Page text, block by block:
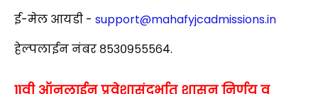
ई-मेल आयडी - support@mahafyjcadmissions.in
हेल्पलाईन नंबर ८५३०९५५५६४.
11वी ऑनलाईन प्रवेशासंदर्भात शासन निर्णय व